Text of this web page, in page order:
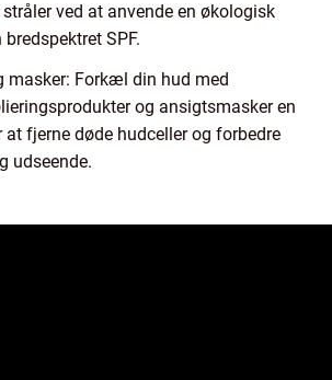
ved at anvende en økologisk
SPF.
masker: Forkæl din hud med
og ansigtsmasker en
fjerne døde hudceller og forbedre
udseende.